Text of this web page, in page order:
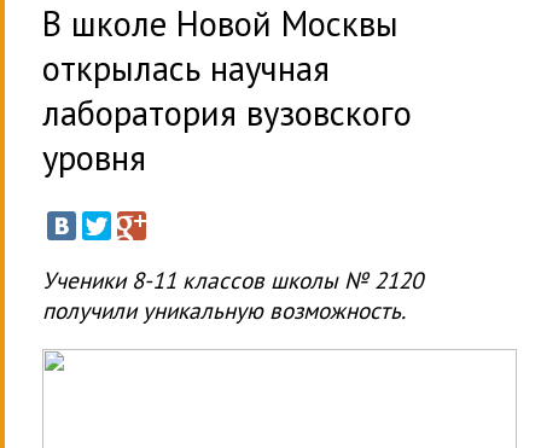
В школе Новой Москвы
открылась научная
лаборатория вузовского
уровня
Ученики 8-11 классов школы № 2120
получили уникальную возможность.